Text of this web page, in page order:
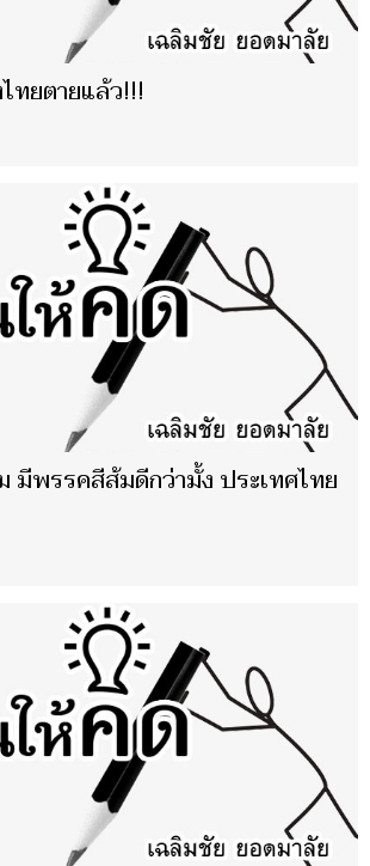
ทยตายแล้ว!!!
มีพรรคสีส้มดีกว่ามั้ง ประเทศไทย